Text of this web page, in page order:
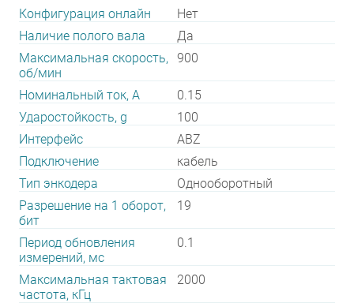
Конфигурация онлайн
Нет
Наличие полого вала
Да
Максимальная скорость,
об/мин
900
Номинальный ток, А
0.15
Ударостойкость, g
100
Интерфейс
ABZ
Подключение
кабель
Тип энкодера
Однооборотный
Разрешение на 1 оборот,
бит
19
Период обновления
измерений, мс
0.1
Максимальная тактовая
частота, кГц
2000